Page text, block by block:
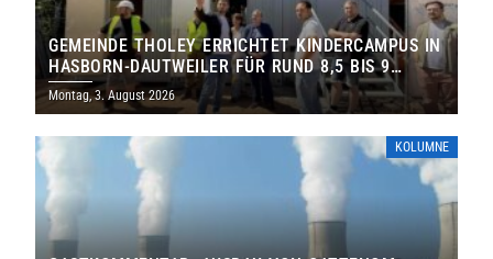
GEMEINDE THOLEY ERRICHTET KINDERCAMPUS IN
HASBORN-DAUTWEILER FÜR RUND 8,5 BIS 9
MILLIONEN EURO
Montag, 3. August 2026
KOLUMNE